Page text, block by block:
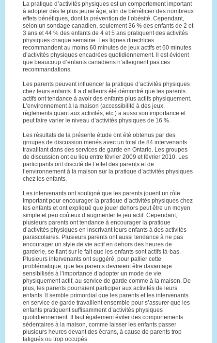
La pratique d’activités physiques est un comportement important
à adopter dès le plus jeune âge, afin de bénéficier des nombreux
effets bénéfiques, dont la prévention de l’obésité. Cependant,
selon un sondage canadien, seulement 36 % des enfants de 2 et
3 ans et 44 % des enfants de 4 et 5 ans pratiquent des activités
physiques chaque semaine. Les lignes directrices
recommandent au moins 60 minutes de jeux actifs et 60 minutes
d’activités physiques encadrées quotidiennement. Il est évident
que beaucoup d’enfants canadiens n’atteignent pas ces
recommandations.
Les parents peuvent influencer la pratique d’activités physiques
chez leurs enfants. Il a d’ailleurs été démontré que les parents
actifs ont tendance à avoir des enfants plus actifs physiquement.
L’environnement à la maison (accessibilité à des jeux,
règlements quant aux activités, etc.) a aussi son importance et
peut faire varier le niveau d’activités physiques de 16 %.
Les résultats de la présente étude ont été obtenus par des
groupes de discussion menés avec un total de 84 intervenants
travaillant dans des services de garde en Ontario. Les groupes
de discussion ont eu lieu entre février 2009 et février 2010. Les
participants ont discuté de l’effet des parents et de
l’environnement à la maison sur la pratique d’activités physiques
chez les enfants.
Les intervenants ont souligné que les parents jouent un rôle
important pour encourager la pratique d’activités physiques chez
les enfants et ont expliqué que jouer dehors peut être un moyen
simple et peu coûteux d’augmenter le jeu actif. Cependant,
plusieurs parents ont tendance à encourager la pratique
d’activités physiques en inscrivant leurs enfants à des activités
parascolaires. Plusieurs parents ont aussi tendance à ne pas
encourager un style de vie actif en dehors des heures de
garderie, se fiant sur le fait que les enfants sont actifs là-bas.
Plusieurs intervenants ont suggéré, pour pallier cette
problématique, que les parents devraient être davantage
sensibilisés à l’importance d’adopter un mode de vie
physiquement actif, au service de garde comme à la maison. De
plus, les parents pourraient participer aux activités de leurs
enfants. Il semble primordial que les parents et les intervenants
en service de garde travaillent ensemble pour s’assurer que les
enfants pratiquent suffisamment d’activités physiques
quotidiennement. Il faut également éviter des comportements
sédentaires à la maison, comme laisser les enfants passer
plusieurs heures devant des écrans, à cause de parents trop
fatigués ou trop occupés.